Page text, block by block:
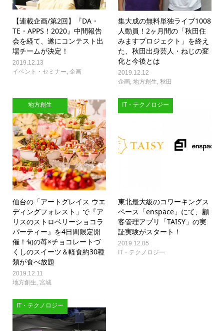
【連載企画/第2回】『DA・
TE・APPS！2020』中間報告
会を経て、遂にコンテスト出
場チームが決定！
2019.12.13
イベント・セミナー, 企画
集大成の無料単独ライブ1008
人動員！2ヶ月間の「秋田住
みますプロジェクト」を終え
た、秋田出身芸人・ねじの変
化と今後とは
2019.12.12
企画,地方創生,秋田
地方創生
仙台の「アートグレイス ウエ
ディングフォレスト」で『ア
リスのストロベリーショコラ
パーティー』を4日間限定開
催！旬の苺×チョコレートづ
くしのスイーツ＆軽食約30種
類が食べ放題
2019.12.11
地方創生 宮城
IT・テクノロジー
東北最大級のコワーキングス
ペース「enspace」にて、顧
客管理アプリ「TAISY」の実
証実験がスタート！
2019.12.05
IT・テクノロジー
IT・テクノロジー